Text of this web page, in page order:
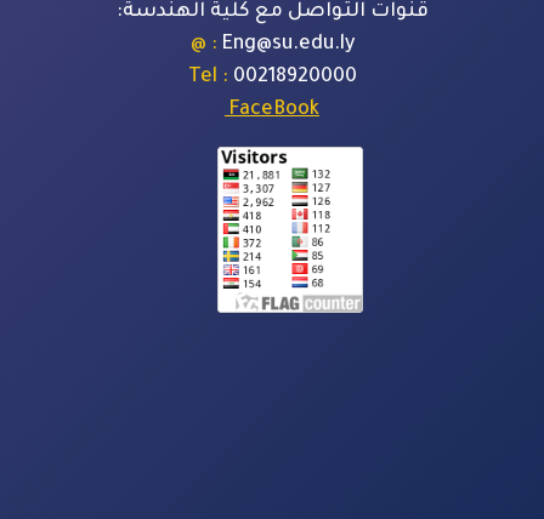
قنوات التواصل مع كلية الهندسة:
Eng@su.edu.ly
: @
00218920000
: Tel
FaceBook